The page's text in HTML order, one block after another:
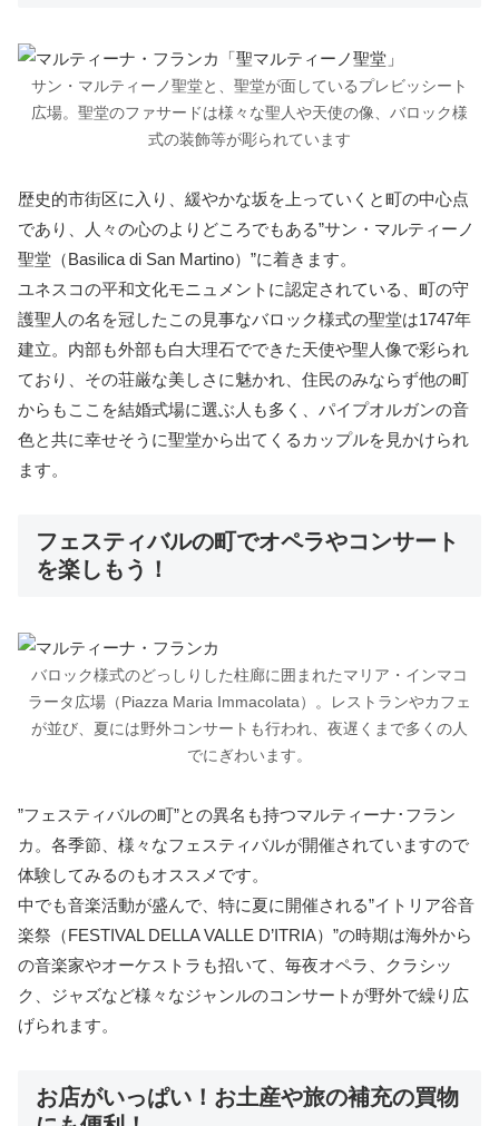
サン・マルティーノ聖堂と、聖堂が面しているプレビッシート
広場。聖堂のファサードは様々な聖人や天使の像、バロック様
式の装飾等が彫られています
歴史的市街区に入り、緩やかな坂を上っていくと町の中心点
であり、人々の心のよりどころでもある”サン・マルティーノ
聖堂（Basilica di San Martino）”に着きます。
ユネスコの平和文化モニュメントに認定されている、町の守
護聖人の名を冠したこの見事なバロック様式の聖堂は1747年
建立。内部も外部も白大理石でできた天使や聖人像で彩られ
ており、その荘厳な美しさに魅かれ、住民のみならず他の町
からもここを結婚式場に選ぶ人も多く、パイプオルガンの音
色と共に幸せそうに聖堂から出てくるカップルを見かけられ
ます。
フェスティバルの町でオペラやコンサート
を楽しもう！
バロック様式のどっしりした柱廊に囲まれたマリア・インマコ
ラータ広場（Piazza Maria Immacolata）。レストランやカフェ
が並び、夏には野外コンサートも行われ、夜遅くまで多くの人
でにぎわいます。
”フェスティバルの町”との異名も持つマルティーナ･フラン
カ。各季節、様々なフェスティバルが開催されていますので
体験してみるのもオススメです。
中でも音楽活動が盛んで、特に夏に開催される”イトリア谷音
楽祭（FESTIVAL DELLA VALLE D’ITRIA）”の時期は海外から
の音楽家やオーケストラも招いて、毎夜オペラ、クラシッ
ク、ジャズなど様々なジャンルのコンサートが野外で繰り広
げられます。
お店がいっぱい！お土産や旅の補充の買物